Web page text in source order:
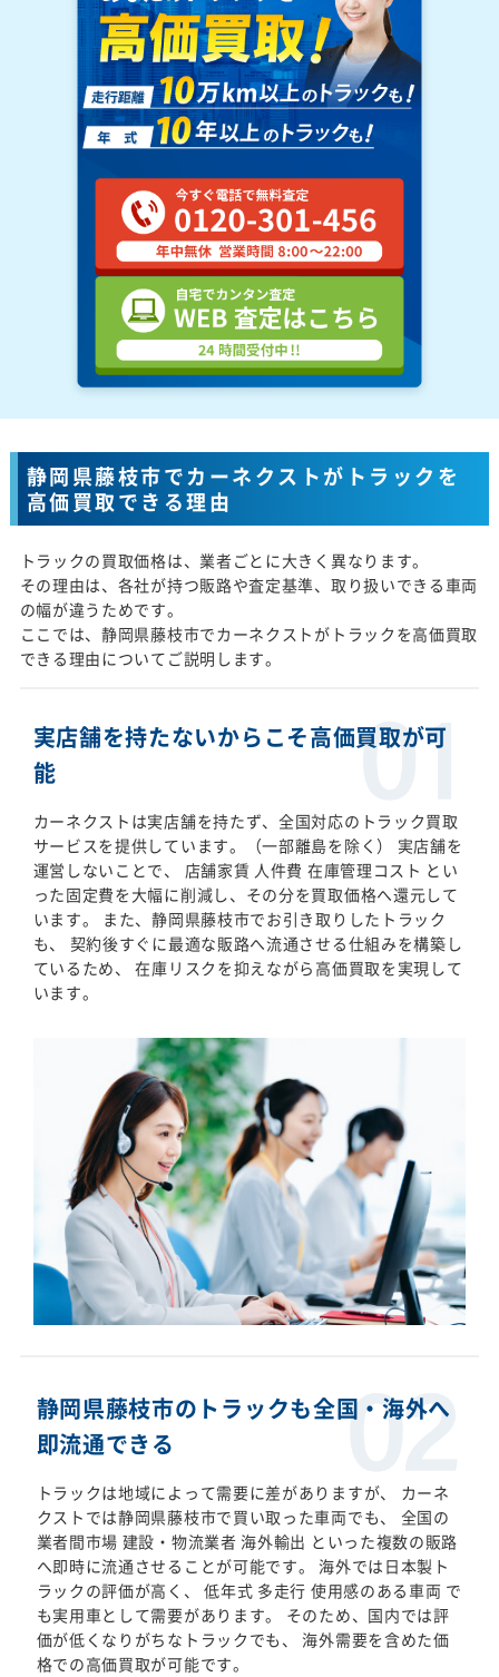
静岡県藤枝市でカーネクストがトラックを
高価買取できる理由
トラックの買取価格は、業者ごとに大きく異なります。
その理由は、各社が持つ販路や査定基準、取り扱いできる車両
の幅が違うためです。
ここでは、静岡県藤枝市でカーネクストがトラックを高価買取
できる理由についてご説明します。
実店舗を持たないからこそ高価買取が可
能
カーネクストは実店舗を持たず、全国対応のトラック買取
サービスを提供しています。（一部離島を除く） 実店舗を
運営しないことで、 店舗家賃 人件費 在庫管理コスト とい
った固定費を大幅に削減し、その分を買取価格へ還元して
います。 また、静岡県藤枝市でお引き取りしたトラック
も、 契約後すぐに最適な販路へ流通させる仕組みを構築し
ているため、 在庫リスクを抑えながら高価買取を実現して
います。
静岡県藤枝市のトラックも全国・海外へ
即流通できる
トラックは地域によって需要に差がありますが、 カーネ
クストでは静岡県藤枝市で買い取った車両でも、 全国の
業者間市場 建設・物流業者 海外輸出 といった複数の販路
へ即時に流通させることが可能です。 海外では日本製ト
ラックの評価が高く、 低年式 多走行 使用感のある車両 で
も実用車として需要があります。 そのため、国内では評
価が低くなりがちなトラックでも、 海外需要を含めた価
格での高価買取が可能です。